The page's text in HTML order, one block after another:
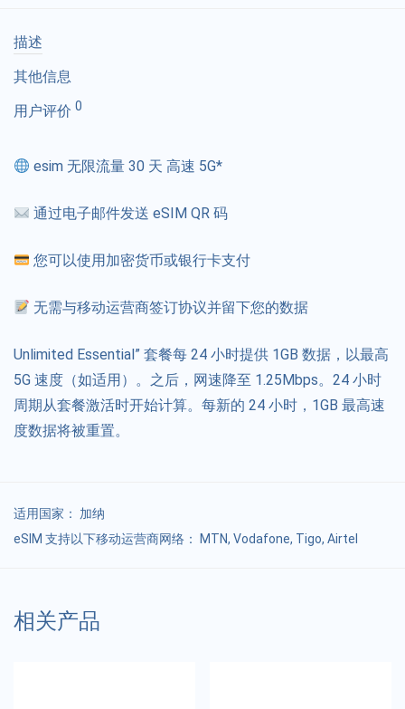
描述
其他信息
用户评价 0
esim 无限流量 30 天 高速 5G*
通过电子邮件发送 eSIM QR 码
您可以使用加密货币或银行卡支付
无需与移动运营商签订协议并留下您的数据
Unlimited Essential” 套餐每 24 小时提供 1GB 数据，以最高
5G 速度（如适用）。之后，网速降至 1.25Mbps。24 小时
周期从套餐激活时开始计算。每新的 24 小时，1GB 最高速
度数据将被重置。
适用国家： 加纳
eSIM 支持以下移动运营商网络： MTN, Vodafone, Tigo, Airtel
相关产品